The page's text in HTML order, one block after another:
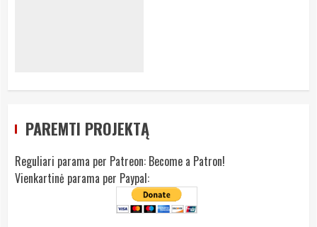
PAREMTI PROJEKTĄ
Reguliari parama per Patreon: Become a Patron!
Vienkartinė parama per Paypal: